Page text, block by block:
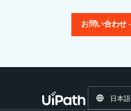
お問い合わせ
日本語